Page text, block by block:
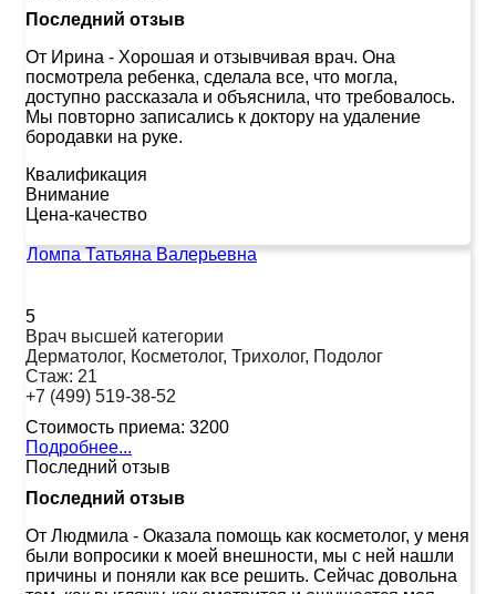
Последний отзыв
От Ирина - Хорошая и отзывчивая врач. Она
посмотрела ребенка, сделала все, что могла,
доступно рассказала и объяснила, что требовалось.
Мы повторно записались к доктору на удаление
бородавки на руке.
Квалификация
Внимание
Цена-качество
Ломпа Татьяна Валерьевна
5
Врач высшей категории
Дерматолог, Косметолог, Трихолог, Подолог
Стаж: 21
+7 (499) 519-38-52
Стоимость приема: 3200
Подробнее...
Последний отзыв
Последний отзыв
От Людмила - Оказала помощь как косметолог, у меня
были вопросики к моей внешности, мы с ней нашли
причины и поняли как все решить. Сейчас довольна